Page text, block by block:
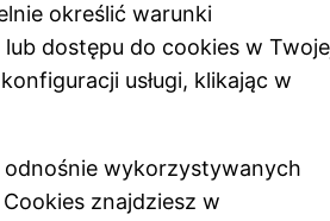
określić warunki
dostępu do cookies w
usługi, klikając w
odnośnie wykorzystywanych
znajdziesz w